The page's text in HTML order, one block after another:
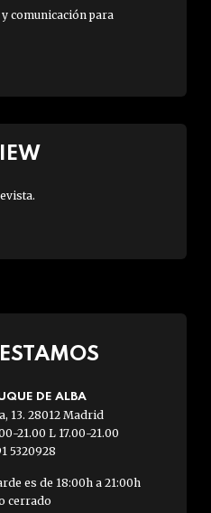
comunicación para
DE ALBA
13. 28012 Madrid
21.00 L 17.00-21.00
5320928
es de 18:00h a 21:00h
cerrado